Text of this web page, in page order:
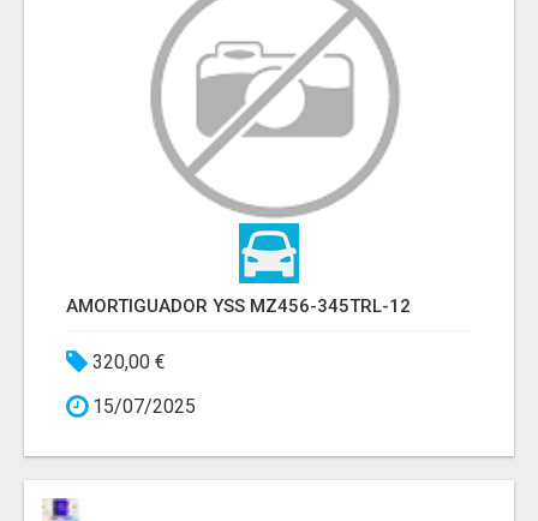
AMORTIGUADOR YSS MZ456-345TRL-12
320,00 €
15/07/2025